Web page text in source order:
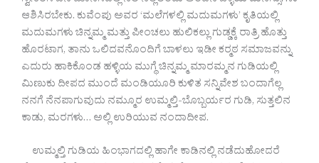
ಆಶಿಸಿರಬೇಕು. ಕುವೆಂಪು ಅವರ ‘ಮಲೆಗಳಲ್ಲಿ ಮದುಮಗಳು’ ಕೃತಿಯಲ್ಲಿ
ಮದುಮಗಳು ಚಿನ್ನಮ್ಮ ಮತ್ತು ಪೀಂಚಲು ಹುಲಿಕಲ್ಲು ಗುಡ್ಡಕ್ಕೆ ರಾತ್ರಿ ಹೊತ್ತು
ಹೊರಟಾಗ, ತಾನು ಒಲಿದವನೊಂದಿಗೆ ಬಾಳಲು ಇಡೀ ಕರ‍್ಮಠ ಸಮಾಜವನ್ನು
ಎದುರು ಹಾಕಿಕೊಂಡ ಹಳ್ಳಿಯ ಮುಗ್ಧೆ ಚಿನ್ನಮ್ಮ ಮಾರಮ್ಮನ ಗುಡಿಯಲ್ಲಿ
ಮಿಣುಕು ದೀಪದ ಮುಂದೆ ಮಂಡಿಯೂರಿ ಕುಳಿತ ಸನ್ನಿವೇಶ ಬಂದಾಗೆಲ್ಲ
ನನಗೆ ನೆನಪಾಗುವುದು ನಮ್ಮೂರ ಉಮ್ಮಲ್ತಿ-ಬೊಬ್ಬರ್ಯರ ಗುಡಿ, ಸುತ್ತಲಿನ
ಕಾಡು, ಮರಗಳು… ಅಲ್ಲಿ ಉರಿಯುವ ನಂದಾದೀಪ.
ಉಮ್ಮಲ್ತಿ ಗುಡಿಯ ಹಿಂಭಾಗದಲ್ಲಿ ಹಾಗೇ ಕಾಡಿನಲ್ಲಿ ನಡೆದುಹೋದರೆ